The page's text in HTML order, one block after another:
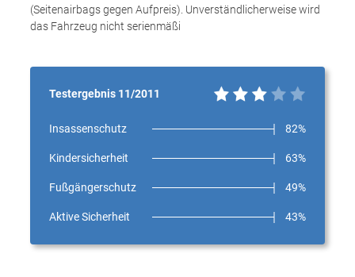
(Seitenairbags gegen Aufpreis). Unverständlicherweise wird
das Fahrzeug nicht serienmäßi
Testergebnis 11/2011
Insassenschutz 82%
Kindersicherheit 63%
Fußgängerschutz 49%
Aktive Sicherheit 43%